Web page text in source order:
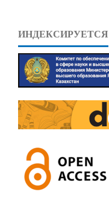
ИНДЕКСИРУЕТСЯ